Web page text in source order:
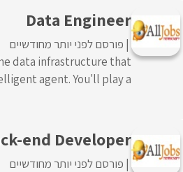
Data Engineer
פורסם לפני יותר מחודשיים
data infrastructure that
agent. You'll play a ...
end Developer
פורסם לפני יותר מחודשיים